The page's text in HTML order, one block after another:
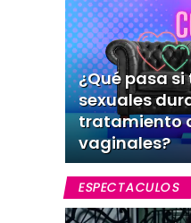
¿Qué pasa
sexuales
tratamiento
vaginales?
ESPECTACULOS